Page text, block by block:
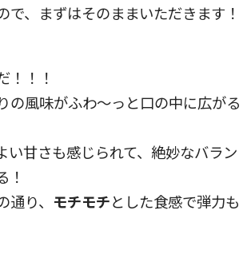
で、まずはそのままいただきます！
！！！
の風味がふわ～っと口の中に広がる
い甘さも感じられて、絶妙なバラン
！
通り、 モチモチとした食感で弾力も